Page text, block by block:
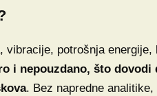
vibracije, potrošnja energije,
i nepouzdano, što dovodi
. Bez napredne analitike,